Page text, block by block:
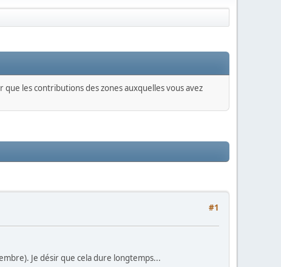
les contributions des zones auxquelles vous avez
#1
Je désir que cela dure longtemps...